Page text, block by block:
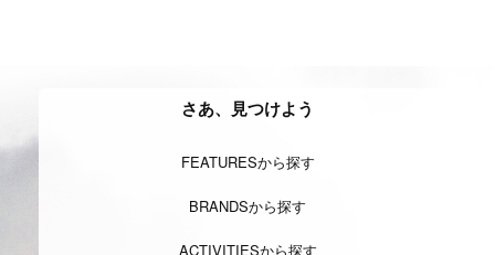
さあ、見つけよう
FEATURESから探す
BRANDSから探す
ACTIVITIESから探す